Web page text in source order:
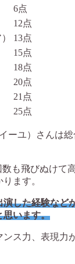
6点
12点
13点
15点
18点
20点
21点
25点
ーユ）さんは
も飛びぬけて
ます。
した経験など
思います。
ス力、表現力